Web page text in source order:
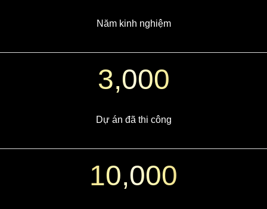
Năm kinh nghiệm
3,000
Dự án đã thi công
10,000